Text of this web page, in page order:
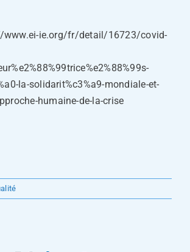
www.ei-ie.org/fr/detail/16723/covid-
la-solidarit%c3%a9-mondiale-et-
humaine-de-la-crise